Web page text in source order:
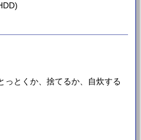
っとくか、捨てるか、自炊する